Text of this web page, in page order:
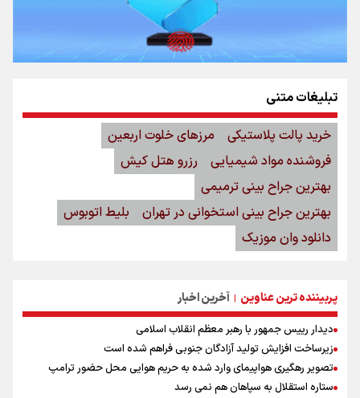
پربیننده ترین عناوین | آخرین اخبار
دیدار رییس جمهور با رهبر معظم انقلاب اسلامی
زیرساخت افزایش تولید آزادگان جنوبی فراهم شده است
تصویر رهگیری هواپیمای وارد شده به حریم هوایی محل حضور ترامپ
ستاره استقلال به سپاهان هم نمی رسد
تبلیغات متنی
خرید پالت پلاستیکی
مرزهای خلوت اربعین
فروشنده مواد شیمیایی
رزرو هتل کیش
بهترین جراح بینی ترمیمی
بهترین جراح بینی استخوانی در تهران
بلیط اتوبوس
دانلود وان موزیک